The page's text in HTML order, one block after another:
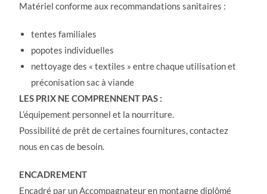
Matériel conforme aux recommandations sanitaires :
tentes familiales
popotes individuelles
nettoyage des « textiles » entre chaque utilisation et
préconisation sac à viande
LES PRIX NE COMPRENNENT PAS :
L’équipement personnel et la nourriture.
Possibilité de prêt de certaines fournitures, contactez
nous en cas de besoin.
ENCADREMENT
Encadré par un Accompagnateur en montagne diplômé